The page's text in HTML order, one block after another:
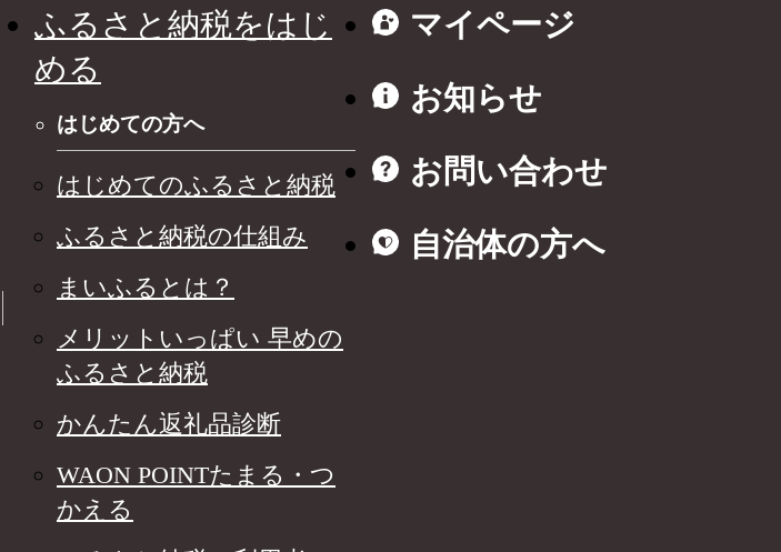
ふるさと納税をはじ
める
はじめての方へ
はじめてのふるさと納税
ふるさと納税の仕組み
まいふるとは？
メリットいっぱい 早めの
ふるさと納税
かんたん返礼品診断
WAON POINTたまる・つ
かえる
マイページ
お知らせ
お問い合わせ
自治体の方へ